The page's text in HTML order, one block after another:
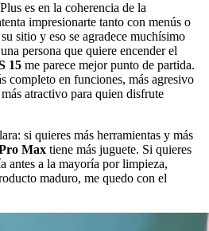
es en la coherencia de la
impresionarte tanto con menús o
sitio y eso se agradece muchísimo
persona que quiere encender el
15 me parece mejor punto de partida.
completo en funciones, más agresivo
atractivo para quien disfrute
si quieres más herramientas y más
Max tiene más juguete. Si quieres
antes a la mayoría por limpieza,
maduro, me quedo con el